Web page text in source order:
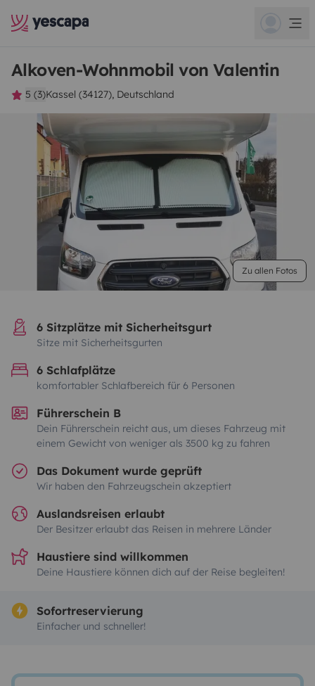
Alkoven-Wohnmobil von Valentin
5 (3)Kassel (34127), Deutschland
Zu allen Fotos
6 Sitzplätze mit Sicherheitsgurt
Sitze mit Sicherheitsgurten
6 Schlafplätze
komfortabler Schlafbereich für 6 Personen
Führerschein B
Dein Führerschein reicht aus, um dieses Fahrzeug mit
einem Gewicht von weniger als 3500 kg zu fahren
Das Dokument wurde geprüft
Wir haben den Fahrzeugschein akzeptiert
Auslandsreisen erlaubt
Der Besitzer erlaubt das Reisen in mehrere Länder
Haustiere sind willkommen
Deine Haustiere können dich auf der Reise begleiten!
Sofortreservierung
Einfacher und schneller!